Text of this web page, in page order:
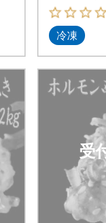
冷凍
受